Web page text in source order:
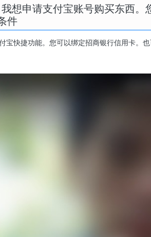
想申请支付宝账号购买东西。
件
宝快捷功能。您可以绑定招商银行信用卡。也